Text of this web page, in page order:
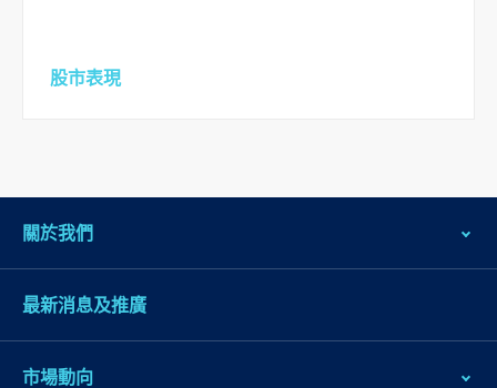
股市表現
關於我們
最新消息及推廣
市場動向